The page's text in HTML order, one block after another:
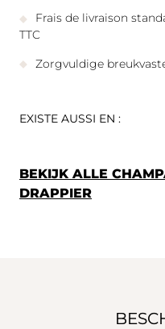
Frais de livraison
TTC
Zorgvuldige
EXISTE AUSSI EN :
BEKIJK ALLE
DRAPPIER